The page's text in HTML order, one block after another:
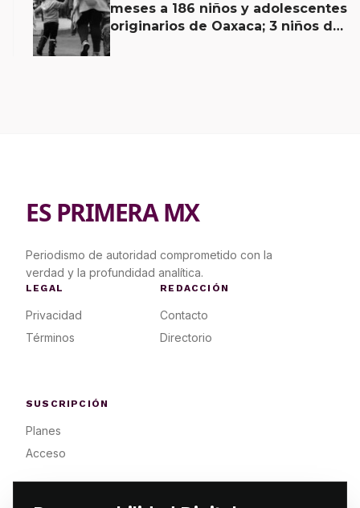
meses a 186 niños y adolescentes
originarios de Oaxaca; 3 niños de
ES PRIMERA MX
Periodismo de autoridad comprometido con la
verdad y la profundidad analítica.
LEGAL
Privacidad
Términos
REDACCIÓN
Contacto
Directorio
SUSCRIPCIÓN
Planes
Acceso